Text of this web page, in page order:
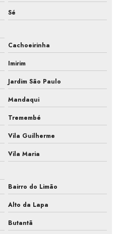
com pmoc
são paulo
ar condicionado
condicionado
construtora
obra
Sé
Cachoeirinha
Imirim
Jardim São Paulo
Mandaqui
Tremembé
Vila Guilherme
Vila Maria
Bairro do Limão
Alto da Lapa
Butantã